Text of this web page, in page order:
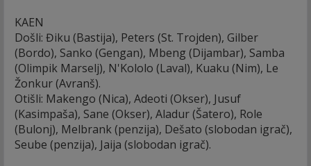
KAEN
Došli: Điku (Bastija), Peters (St. Trojden), Gilber
(Bordo), Sanko (Gengan), Mbeng (Dijambar), Samba
(Olimpik Marselj), N'Kololo (Laval), Kuaku (Nim), Le
Žonkur (Avranš).
Otišli: Makengo (Nica), Adeoti (Okser), Jusuf
(Kasimpaša), Sane (Okser), Aladur (Šatero), Role
(Bulonj), Melbrank (penzija), Dešato (slobodan igrač),
Seube (penzija), Jaija (slobodan igrač).